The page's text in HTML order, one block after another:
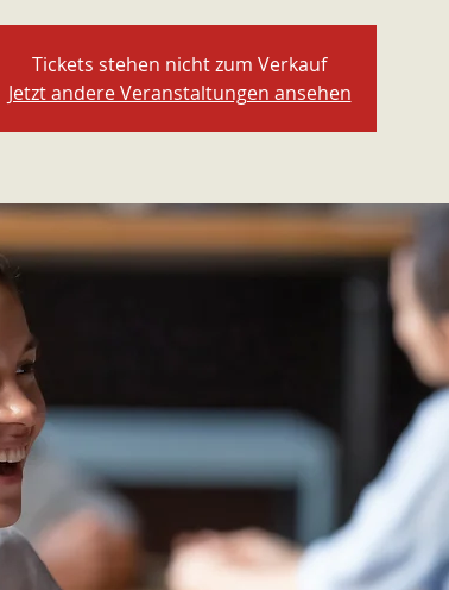
Tickets stehen nicht zum Verkauf
Jetzt andere Veranstaltungen ansehen